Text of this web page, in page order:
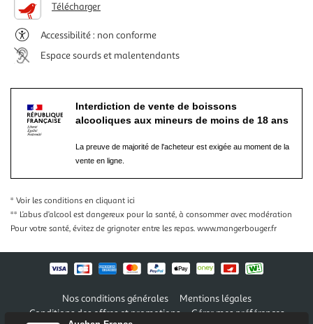
Télécharger
Accessibilité : non conforme
Espace sourds et malentendants
Interdiction de vente de boissons
alcooliques aux mineurs de moins de 18 ans
La preuve de majorité de l'acheteur est exigée au moment de la
vente en ligne.
* Voir les conditions en cliquant ici
** L’abus d’alcool est dangereux pour la santé, à consommer avec modération
Pour votre santé, évitez de grignoter entre les repas. www.mangerbouger.fr
Nos conditions générales
Mentions légales
Conditions des offres et promotions
Gérer mes préférences